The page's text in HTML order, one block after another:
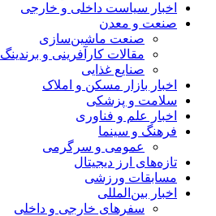
اخبار سیاست داخلی و خارجی
صنعت و معدن
صنعت ماشین‌سازی
مقالات کارآفرینی و برندینگ
صنایع غذایی
اخبار بازار مسکن و املاک
سلامت و پزشکی
اخبار علم و فناوری
فرهنگ و سینما
عمومی و سرگرمی
تازه‌های ارز دیجیتال
مسابقات ورزشی
اخبار بین‌المللی
سفرهای خارجی و داخلی